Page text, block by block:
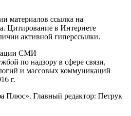
материалов ссылка на
Цитирование в Интернете
активной гиперссылки.
СМИ
по надзору в сфере связи,
и массовых коммуникаций
г.
Плюс». Главный редактор: Петрук